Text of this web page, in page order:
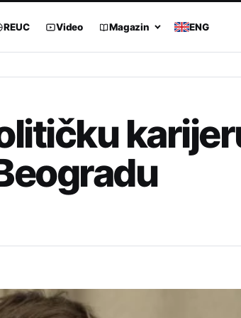
REUC Video Magazin ENG